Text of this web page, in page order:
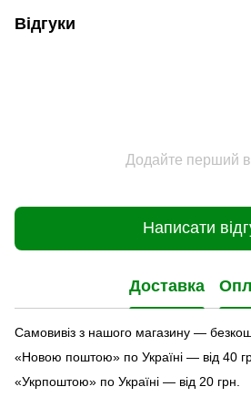
Відгуки
Додайте перший
Написати
Доставка
Самовивіз з нашого магазину —
«Новою поштою» по Україні — від 40
«Укрпоштою» по Україні — від 20 грн.